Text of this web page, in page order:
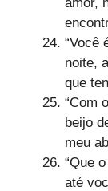
“Você
noite,
que
“Com
beijo
meu
“Que
até